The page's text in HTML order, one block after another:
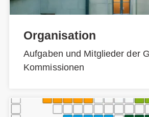
Organisation
Aufgaben und Mitglieder der
Kommissionen